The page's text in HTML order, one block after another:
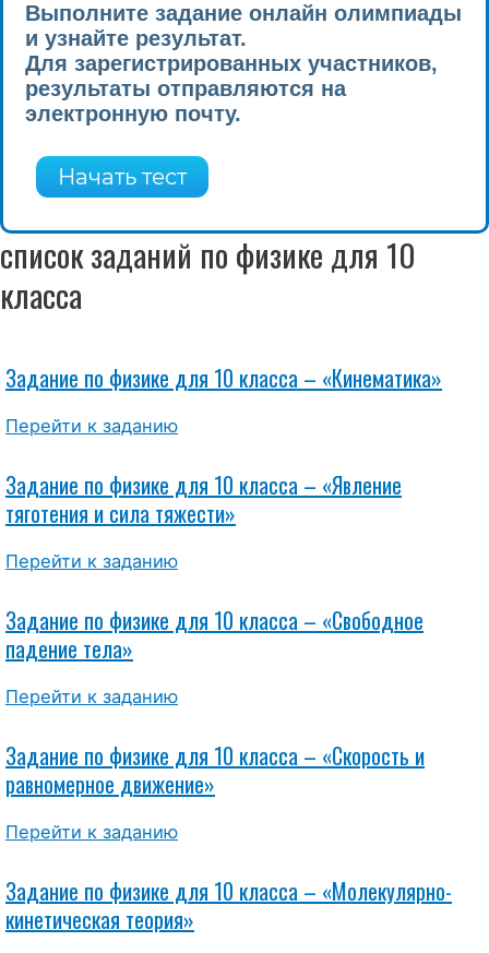
Выполните задание онлайн олимпиады
и узнайте результат.
Для зарегистрированных участников,
результаты отправляются на
электронную почту.
список заданий по физике для 10
класса
Задание по физике для 10 класса – «Кинематика»
Перейти к заданию
Задание по физике для 10 класса – «Явление
тяготения и сила тяжести»
Перейти к заданию
Задание по физике для 10 класса – «Свободное
падение тела»
Перейти к заданию
Задание по физике для 10 класса – «Скорость и
равномерное движение»
Перейти к заданию
Задание по физике для 10 класса – «Молекулярно-
кинетическая теория»